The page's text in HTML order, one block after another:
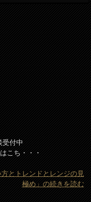
受付中
こち・・・
とトレンドとレンジの見
極め」の続きを読む